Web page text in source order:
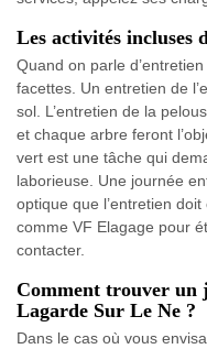
Les activités incluses
Quand on parle
facettes. Un entretien de
sol. L’entretien de la
et chaque arbre feront
vert est une tâche qui
laborieuse. Une journée
optique que l’entretien
comme VF Elagage pour
contacter.
Comment trouver un
Lagarde Sur Le Ne ?
Dans le cas où vous